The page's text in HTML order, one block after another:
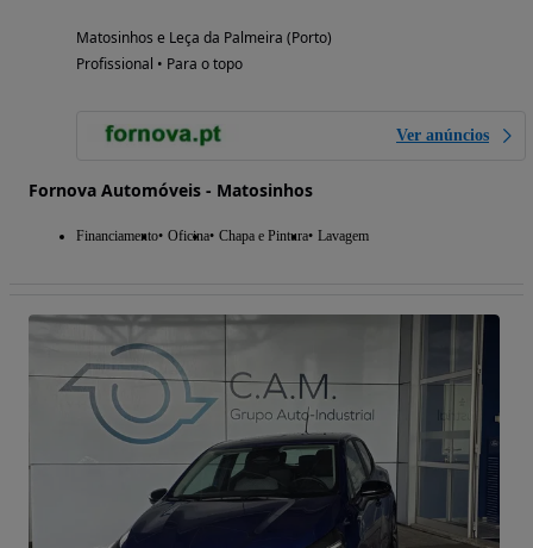
Matosinhos e Leça da Palmeira (Porto)
Profissional • Para o topo
Ver anúncios
Fornova Automóveis - Matosinhos
Financiamento Oficina Chapa e Pintura Lavagem